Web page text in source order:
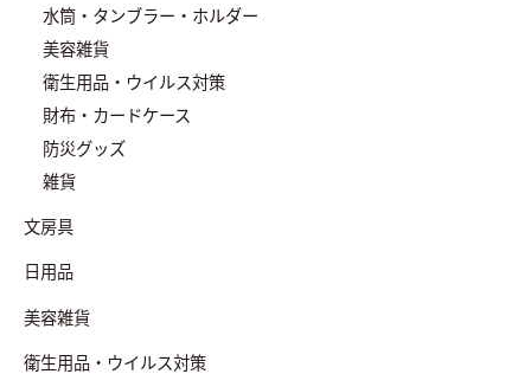
水筒・タンブラー・ホルダー
美容雑貨
衛生用品・ウイルス対策
財布・カードケース
防災グッズ
雑貨
文房具
日用品
美容雑貨
衛生用品・ウイルス対策